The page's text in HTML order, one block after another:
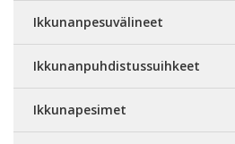
Ikkunanpesuvälineet
Ikkunanpuhdistussuihkeet
Ikkunapesimet